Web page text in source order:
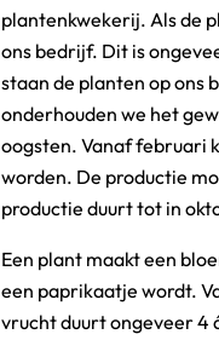
plantenkwekerij. Als de
ons bedrijf. Dit is
staan de planten op ons
onderhouden we het
oogsten. Vanaf februari
worden. De productie
productie duurt tot in
Een plant maakt een
een paprikaatje wordt.
vrucht duurt ongeveer 4